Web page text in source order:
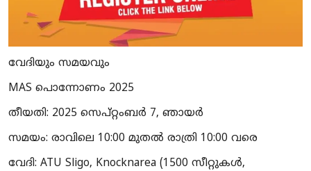
വേദിയും സമയവും
MAS പൊന്നോണം 2025
തീയതി: 2025 സെപ്റ്റംബർ 7, ഞായർ
സമയം: രാവിലെ 10:00 മുതൽ രാത്രി 10:00 വരെ
വേദി: ATU Sligo, Knocknarea (1500 സീറ്റുകൾ,